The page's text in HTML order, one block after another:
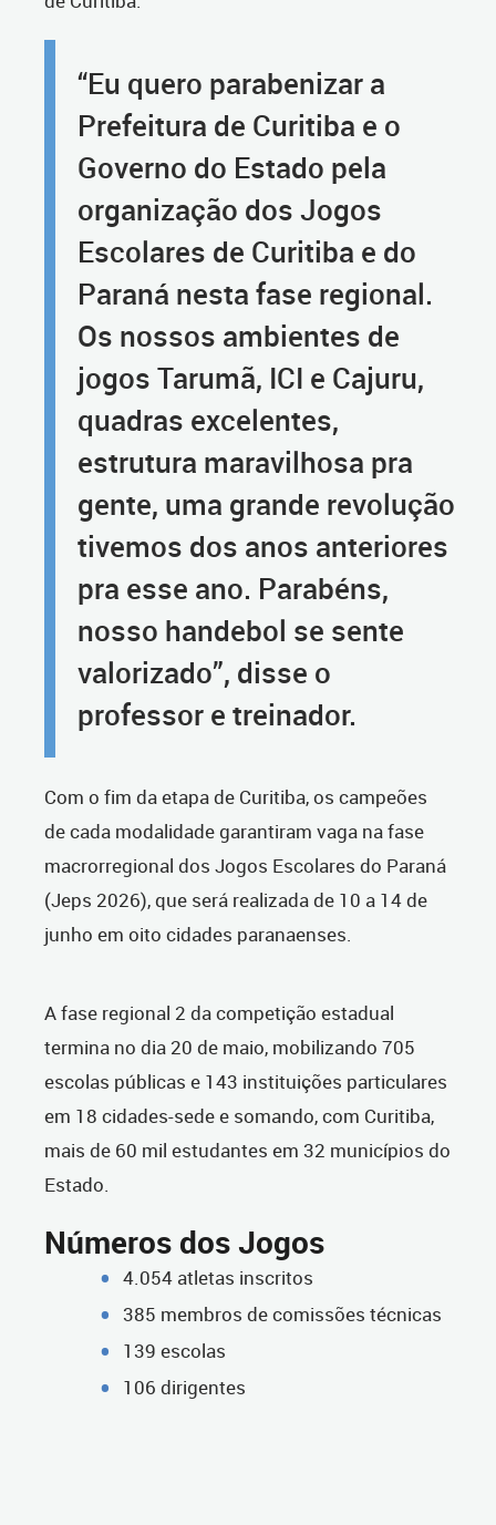
“Eu quero parabenizar a
Prefeitura de Curitiba e o
Governo do Estado pela
organização dos Jogos
Escolares de Curitiba e do
Paraná nesta fase regional.
Os nossos ambientes de
jogos Tarumã, ICI e Cajuru,
quadras excelentes,
estrutura maravilhosa pra
gente, uma grande revolução
tivemos dos anos anteriores
pra esse ano. Parabéns,
nosso handebol se sente
valorizado”, disse o
professor e treinador.
Com o fim da etapa de Curitiba, os campeões
de cada modalidade garantiram vaga na fase
macrorregional dos Jogos Escolares do Paraná
(Jeps 2026), que será realizada de 10 a 14 de
junho em oito cidades paranaenses.
A fase regional 2 da competição estadual
termina no dia 20 de maio, mobilizando 705
escolas públicas e 143 instituições particulares
em 18 cidades-sede e somando, com Curitiba,
mais de 60 mil estudantes em 32 municípios do
Estado.
Números dos Jogos
4.054 atletas inscritos
385 membros de comissões técnicas
139 escolas
106 dirigentes